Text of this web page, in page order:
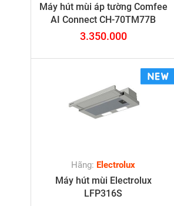
Máy hút mùi áp tường Comfee
AI Connect CH-70TM77B
3.350.000
Hãng: Electrolux
Máy hút mùi Electrolux
LFP316S